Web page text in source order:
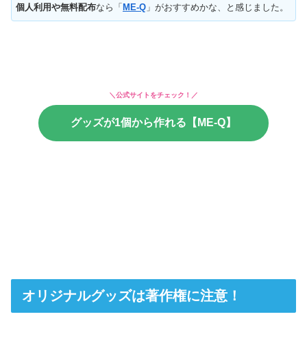
個人利用や無料配布なら「 ME-Q 」がおすすめかな、と感じました。
＼公式サイトをチェック！／
グッズが1個から作れる【ME-Q】
オリジナルグッズは著作権に注意！